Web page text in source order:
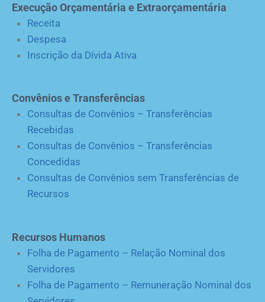
Execução Orçamentária e Extraorçamentária
Receita
Despesa
Inscrição da Dívida Ativa
Convênios e Transferências
Consultas de Convênios – Transferências
Recebidas
Consultas de Convênios – Transferências
Concedidas
Consultas de Convênios sem Transferências de
Recursos
Recursos Humanos
Folha de Pagamento – Relação Nominal dos
Servidores
Folha de Pagamento – Remuneração Nominal dos